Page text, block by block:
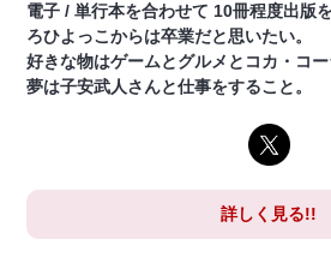
電子 / 単行本を合わせて 10冊程度出版
ろひよっこからは卒業だと思いたい。
好きな物はゲームとグルメとコカ・コー
夢は子安武人さんと仕事をすること。
詳しく見る!!